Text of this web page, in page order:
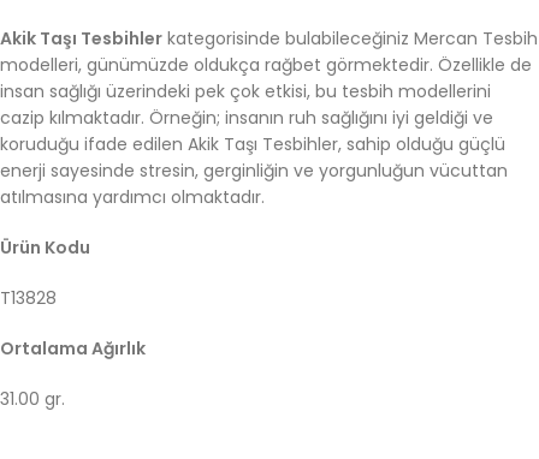
Akik Taşı Tesbihler kategorisinde bulabileceğiniz Mercan Tesbih
modelleri, günümüzde oldukça rağbet görmektedir. Özellikle de
insan sağlığı üzerindeki pek çok etkisi, bu tesbih modellerini
cazip kılmaktadır. Örneğin; insanın ruh sağlığını iyi geldiği ve
koruduğu ifade edilen Akik Taşı Tesbihler, sahip olduğu güçlü
enerji sayesinde stresin, gerginliğin ve yorgunluğun vücuttan
atılmasına yardımcı olmaktadır.
Ürün Kodu
T13828
Ortalama Ağırlık
31.00 gr.